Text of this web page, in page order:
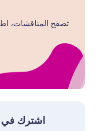
تصفح المناقشات،
اشترك في